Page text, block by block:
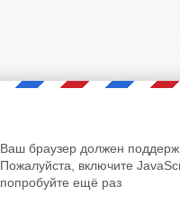
Ваш браузер должен
Пожалуйста, включите
попробуйте ещё раз